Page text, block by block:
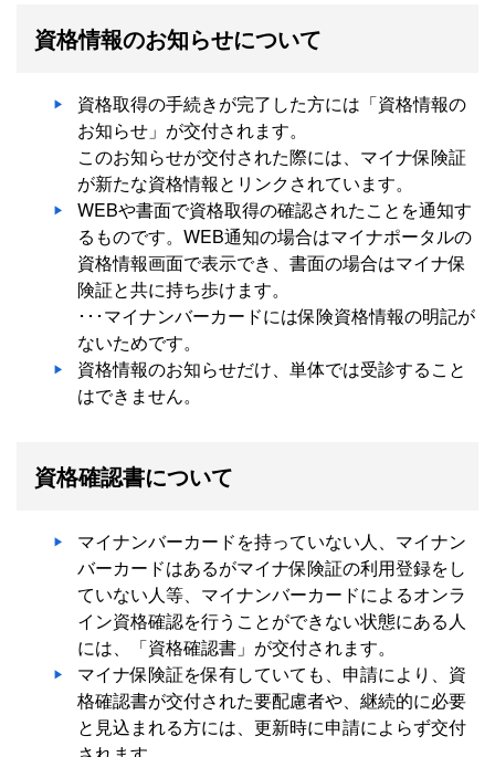
資格情報のお知らせについて
資格取得の手続きが完了した方には「資格情報の
お知らせ」が交付されます。
このお知らせが交付された際には、マイナ保険証
が新たな資格情報とリンクされています。
WEBや書面で資格取得の確認されたことを通知す
るものです。WEB通知の場合はマイナポータルの
資格情報画面で表示でき、書面の場合はマイナ保
険証と共に持ち歩けます。
･･･マイナンバーカードには保険資格情報の明記が
ないためです。
資格情報のお知らせだけ、単体では受診すること
はできません。
資格確認書について
マイナンバーカードを持っていない人、マイナン
バーカードはあるがマイナ保険証の利用登録をし
ていない人等、マイナンバーカードによるオンラ
イン資格確認を行うことができない状態にある人
には、「資格確認書」が交付されます。
マイナ保険証を保有していても、申請により、資
格確認書が交付された要配慮者や、継続的に必要
と見込まれる方には、更新時に申請によらず交付